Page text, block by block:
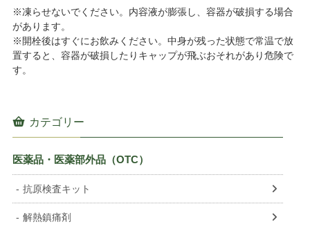
※凍らせないでください。内容液が膨張し、容器が破損する場合
があります。
※開栓後はすぐにお飲みください。中身が残った状態で常温で放
置すると、容器が破損したりキャップが飛ぶおそれがあり危険で
す。
カテゴリー
医薬品・医薬部外品（OTC）
抗原検査キット
解熱鎮痛剤